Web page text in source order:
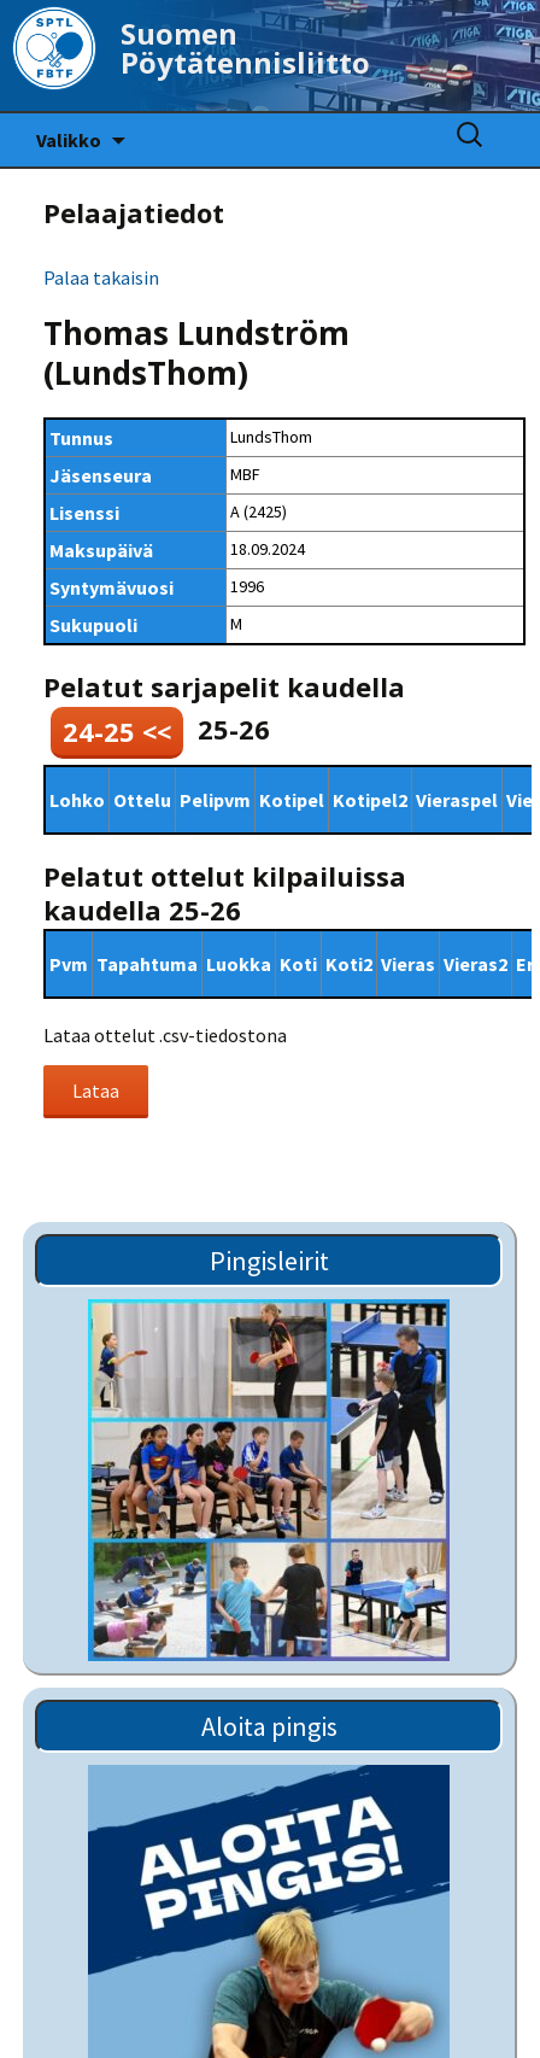
Suomen
Pöytätennisliitto
Valikko
Haku:
Pelaajatiedot
Palaa takaisin
Thomas Lundström
(LundsThom)
Tunnus LundsThom
Jäsenseura MBF
Lisenssi A (2425)
Maksupäivä 18.09.2024
Syntymävuosi 1996
Sukupuoli M
Pelatut sarjapelit kaudella
24-25 <<
25-26
Lohko Ottelu Pelipvm Kotipel Kotipel2 Vieraspel
Pelatut ottelut kilpailuissa
kaudella 25-26
Pvm Tapahtuma Luokka Koti Koti2 Vieras Vieras2
Lataa ottelut .csv-tiedostona
Pingisleirit
Aloita pingis